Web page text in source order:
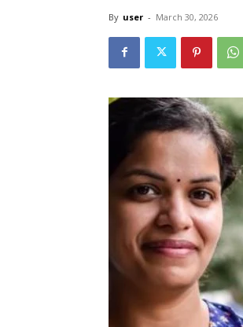
By user - March 30, 2026